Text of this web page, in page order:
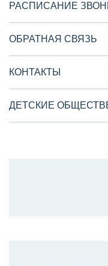
РАСПИСАНИЕ
ОБРАТНАЯ СВЯЗЬ
КОНТАКТЫ
ДЕТСКИЕ